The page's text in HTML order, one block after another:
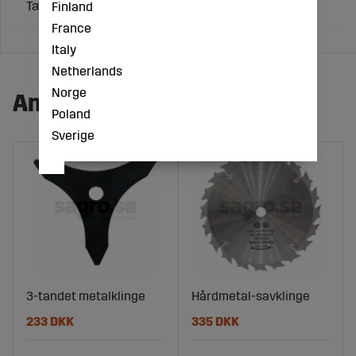
Tænder: 8
Andre købte også:
3-tandet metalklinge
233 DKK
Hårdmetal-savklinge
335 DKK
Finland
France
Italy
Netherlands
Norge
Poland
Sverige